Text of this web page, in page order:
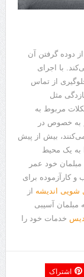
دوده گرفتن آن
با اجرای
از تماس
مثل
مربوط به
به خصوص در
بیش از پیش
به یک محیط
خود عمر
کارآزموده برای
شویی اندیشه از
مبلمان آسیبی
خدمات خود را
اشتراک